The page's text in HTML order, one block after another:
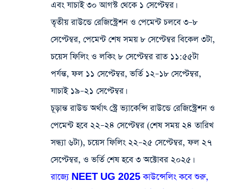
এবং যাচাই ৩০ আগস্ট থেকে ১ সেপ্টেম্বর।
তৃতীয় রাউন্ডে রেজিস্ট্রেশন ও পেমেন্ট চলবে ৩–৮
সেপ্টেম্বর, পেমেন্ট শেষ সময় ৮ সেপ্টেম্বর বিকেল ৩টা,
চয়েস ফিলিং ও লকিং ৮ সেপ্টেম্বর রাত ১১:৫৫টা
পর্যন্ত, ফল ১১ সেপ্টেম্বর, ভর্তি ১২–১৮ সেপ্টেম্বর,
যাচাই ১৯–২১ সেপ্টেম্বর।
চূড়ান্ত রাউন্ড অর্থাৎ স্ট্রে ভ্যাকেন্সি রাউন্ডে রেজিস্ট্রেশন ও
পেমেন্ট হবে ২২–২৪ সেপ্টেম্বর (শেষ সময় ২৪ তারিখ
সন্ধ্যা ৬টা), চয়েস ফিলিং ২২–২৫ সেপ্টেম্বর, ফল ২৭
সেপ্টেম্বর, ও ভর্তি শেষ হবে ৩ অক্টোবর ২০২৫।
রাজ্যে NEET UG 2025 কাউন্সেলিং কবে শুরু,